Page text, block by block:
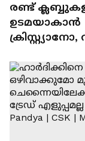
രണ്ട്‌
ഉടമയാകാന്‍
പദ്ധതികള്‍ |
Ronaldo